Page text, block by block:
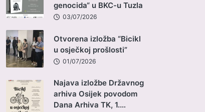
genocida“ u BKC-u Tuzla
03/07/2026
Otvorena izložba “Bicikl
u osječkoj prošlosti”
01/07/2026
Najava izložbe Državnog
arhiva Osijek povodom
Dana Arhiva TK, 1.…